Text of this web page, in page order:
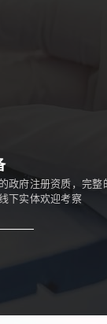
政府注册资质，完整
下实体欢迎考察